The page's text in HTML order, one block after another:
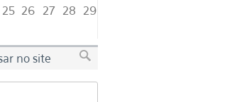
25 26 27 28 29
no site